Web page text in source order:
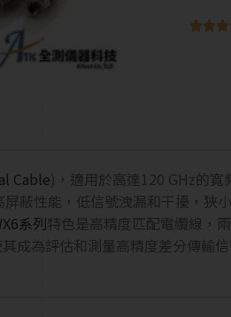

Cable)，適用於高達120 GHz的
蔽性能，低信號洩漏和干擾，狹
系列特色是高精度匹配電纜線，
成為評估和測量高精度差分傳輸